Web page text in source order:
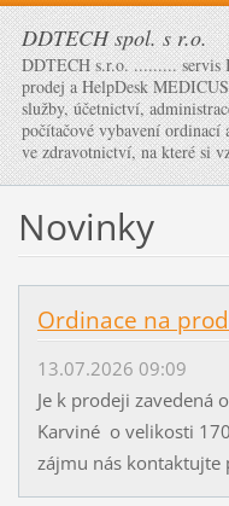
DDTECH spol. s r.o.
DDTECH s.r.o. ......... servis
prodej a HelpDesk
služby, účetnictví,
počítačové vybavení
ve zdravotnictví, na které si
Novinky
Ordinace na
13.07.2026 09:09
Je k prodeji zavedená
Karviné o velikosti
zájmu nás kontaktujte